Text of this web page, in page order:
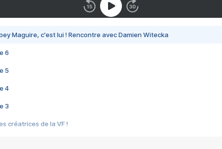
Maguire, c'est lui ! Rencontre avec Damien Witecka
6
5
4
3
créatrices de la VF !